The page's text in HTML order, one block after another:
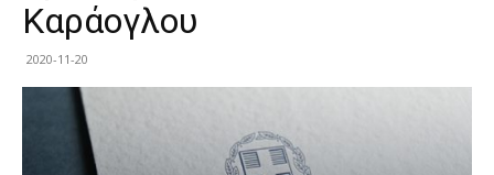
Καράογλου
2020-11-20